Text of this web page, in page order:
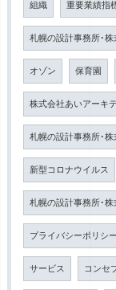
組織 重要業績指
札幌の設計事務所･株
オゾン 保育園
株式会社あいアーキ
札幌の設計事務所･
新型コロナウイルス
札幌の設計事務所･
プライバシーポリシー
サービス コンセ